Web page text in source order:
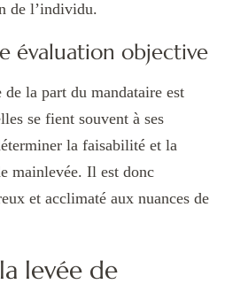
de l’individu.
évaluation objective
la part du mandataire est
se fient souvent à ses
la faisabilité et la
mainlevée. Il est donc
et acclimaté aux nuances de
levée de